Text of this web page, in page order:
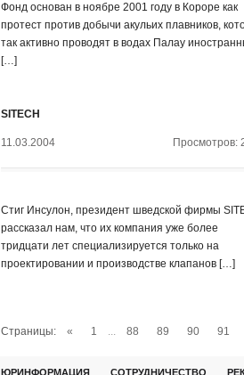
Фонд основан в ноябре 2001 году в Короре как
протест против добычи акульих плавников,
так активно проводят в водах Палау
[…]
SITECH
11.03.2004 Просмотров:
Стиг Инсулон, президент шведской фирмы
рассказал нам, что их компания уже более
тридцати лет специализируется только на
проектировании и производстве клапанов […]
Страницы: « 1 ... 88 89 90 91
ЮРИНФОРМАЦИЯ СОТРУДНИЧЕСТВО